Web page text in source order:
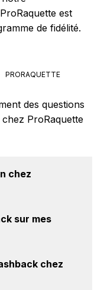
est
de fidélité.
PRORAQUETTE
des questions
ProRaquette
chez
lorsque
de
sur mes
sur
Activer le
chez